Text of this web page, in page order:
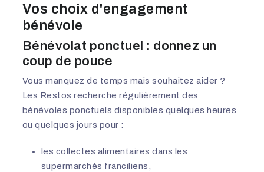
Vos choix d'engagement
bénévole
Bénévolat ponctuel : donnez un
coup de pouce
Vous manquez de temps mais souhaitez aider ?
Les Restos recherche régulièrement des
bénévoles ponctuels disponibles quelques heures
ou quelques jours pour :
les collectes alimentaires dans les
supermarchés franciliens,